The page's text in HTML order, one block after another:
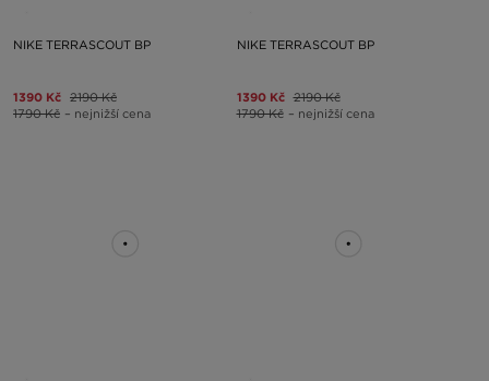
NIKE TERRASCOUT BP
1390 Kč 2190 Kč
1790 Kč – nejnižší cena
NIKE TERRASCOUT BP
1390 Kč 2190 Kč
1790 Kč – nejnižší cena